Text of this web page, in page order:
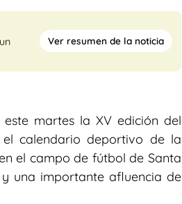
Ver resumen de la noticia
martes la XV edición del
calendario deportivo de la
el campo de fútbol de Santa
una importante afluencia de